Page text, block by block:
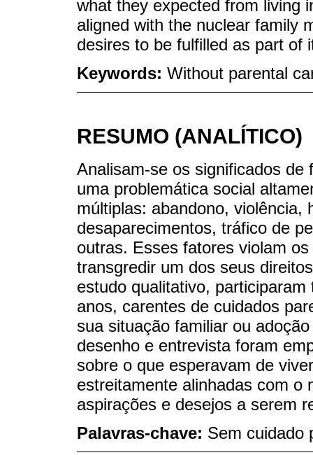
what they expected from living
aligned with the nuclear family
desires to be fulfilled as part of
Keywords: Without parental
RESUMO (ANALÍTICO)
Analisam-se os significados
uma problemática social
múltiplas: abandono, violência,
desaparecimentos, tráfico de
outras. Esses fatores violam
transgredir um dos seus
estudo qualitativo,
anos, carentes de cuidados
sua situação familiar ou
desenho e entrevista foram
sobre o que esperavam de
estreitamente alinhadas com o
aspirações e desejos a serem
Palavras-chave: Sem cuidado